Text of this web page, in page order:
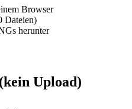
Browser
Dateien)
herunter
Upload)